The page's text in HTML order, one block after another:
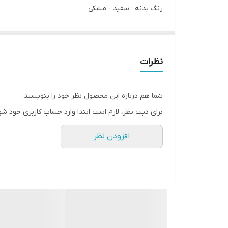
رنگ بدنه : سفید - مشکی
نور مهتابی 6700k و نچرال 4000k سفارشی
2 سال گارانتی
نظرات
شما هم درباره این محصول نظر خود را بنویسید.
برای ثبت نظر، لازم است ابتدا وارد حساب کاربری خود
افزودن نظر